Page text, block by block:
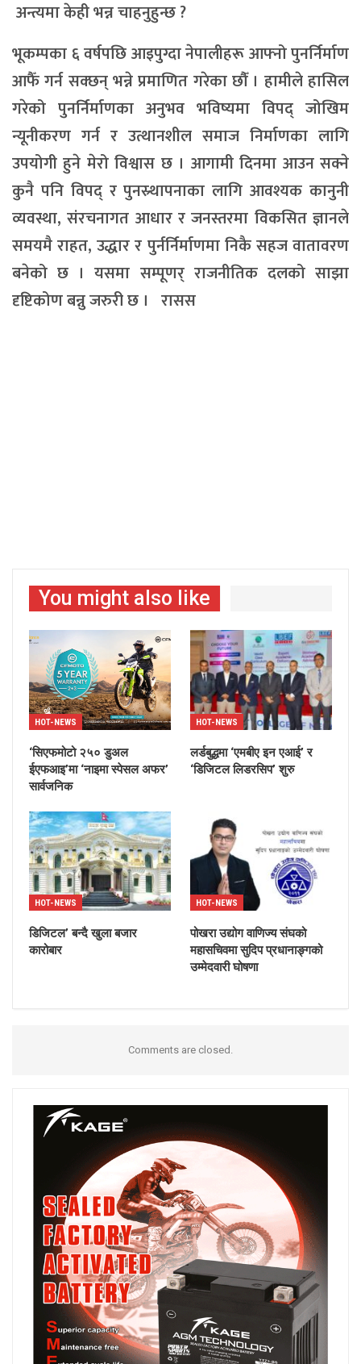
अन्त्यमा केही भन्न चाहनुहुन्छ ?
भूकम्पका ६ वर्षपछि आइपुग्दा नेपालीहरू आफ्नो पुनर्निर्माण
आफैँ गर्न सक्छन् भन्ने प्रमाणित गरेका छौँं । हामीले हासिल
गरेको पुनर्निर्माणका अनुभव भविष्यमा विपद् जोखिम
न्यूनीकरण गर्न र उत्थानशील समाज निर्माणका लागि
उपयोगी हुने मेरो विश्वास छ । आगामी दिनमा आउन सक्ने
कुनै पनि विपद् र पुनस्र्थापनाका लागि आवश्यक कानुनी
व्यवस्था, संरचनागत आधार र जनस्तरमा विकसित ज्ञानले
समयमै राहत, उद्धार र पुर्नर्निर्माणमा निकै सहज वातावरण
बनेको छ । यसमा सम्पूणर् राजनीतिक दलको साझा
दृष्टिकोण बन्नु जरुरी छ । रासस
You might also like
HOT-NEWS
‘सिएफमोटो २५० डुअल
ईएफआइ’मा ‘नाइमा स्पेसल अफर’
सार्वजनिक
HOT-NEWS
लर्डबुद्धमा ‘एमबीए इन एआई’ र
‘डिजिटल लिडरसिप’ शुरु
HOT-NEWS
डिजिटल’ बन्दै खुला बजार
कारोबार
HOT-NEWS
पोखरा उद्योग वाणिज्य संघको
महासचिवमा सुदिप प्रधानाङ्गको
उम्मेदवारी घोषणा
Comments are closed.